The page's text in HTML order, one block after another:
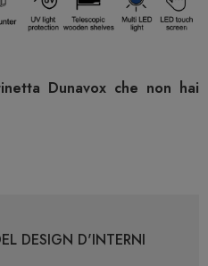
Dunavox che non hai
DESIGN D'INTERNI